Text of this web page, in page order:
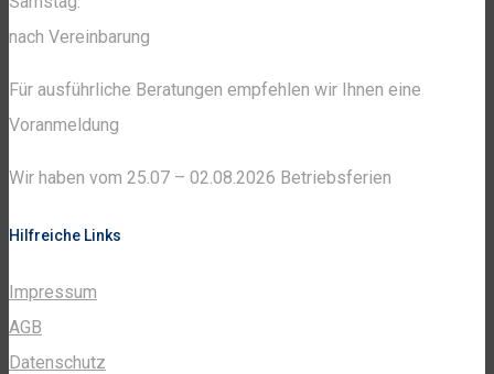
nach Vereinbarung
Für ausführliche Beratungen empfehlen wir Ihnen eine
Voranmeldung
Wir haben vom 25.07 – 02.08.2026 Betriebsferien
Hilfreiche Links
Impressum
AGB
Datenschutz